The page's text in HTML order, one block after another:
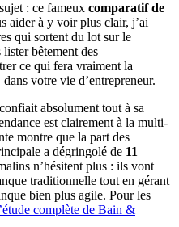
: ce fameux comparatif de
aider à y voir plus clair, j’ai
qui sortent du lot sur le
bêtement des
ce qui fera vraiment la
votre vie d’entrepreneur.
absolument tout à sa
est clairement à la multi-
montre que la part des
a dégringolé de 11
n’hésitent plus : ils vont
traditionnelle tout en gérant
bien plus agile. Pour les
complète de Bain &